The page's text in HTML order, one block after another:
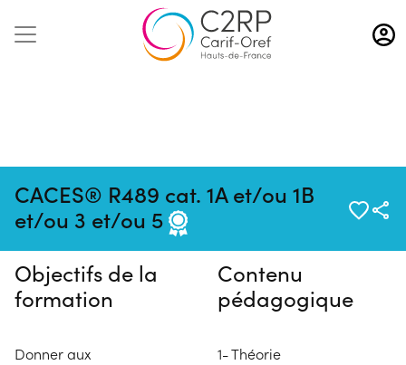
Aller
au
contenu
CACES® R489 cat. 1A et/ou 1B
et/ou 3 et/ou 5
Pas de session programmée en
ce moment
Objectifs de la
formation
Donner aux
Contenu
pédagogique
1- Théorie